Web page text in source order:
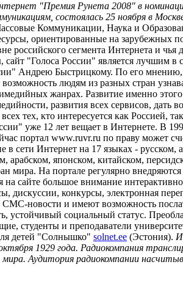
"Премия Рунета 2008" в
состоялась 25 ноября в
Коммуникации, Наука и
ориентированные на зарубежных
сегмента Интернета и чья
"Голоса России" является лучшим в
Андрею Быстрицкому. По его мнению,
людям из разных стран
жанрах. Развитие именно
развития всех сервисов, дать
тех, кто интересуется как Россией,
уже 12 лет вещает в Интернете. В
портал www.ruvr.ru по праву может
в сети Интернет на 17 языках - русском,
арабском, японском, китайском,
мира. На портале регулярно
сайте большое внимание
конкурсы, электронная
новости и имеют возможность
устойчивый социальный статус.
студенты и преподаватели
детей "Солнышко" solnet.ee (Эстония).
1929 года. Радиокомпания
Аудитория радиокомпании